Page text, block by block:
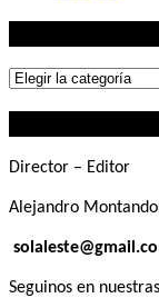
Lo
Director – Editor
Alejandro
Seguinos en